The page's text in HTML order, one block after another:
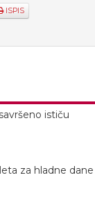
ISPIS
ističu
za hladne dane